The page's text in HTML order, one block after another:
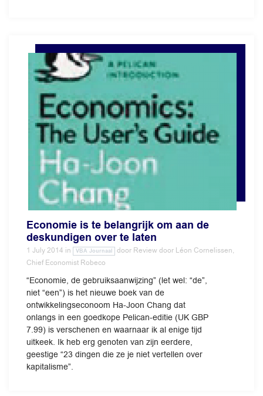
Economie is te belangrijk om aan de
deskundigen over te laten
1 July 2014 in VBA Journaal door Review door Léon Cornelissen,
Chief Economist Robeco
“Economie, de gebruiksaanwijzing” (let wel: “de”,
niet “een”) is het nieuwe boek van de
ontwikkelingseconoom Ha-Joon Chang dat
onlangs in een goedkope Pelican-editie (UK GBP
7.99) is verschenen en waarnaar ik al enige tijd
uitkeek. Ik heb erg genoten van zijn eerdere,
geestige “23 dingen die ze je niet vertellen over
kapitalisme”.